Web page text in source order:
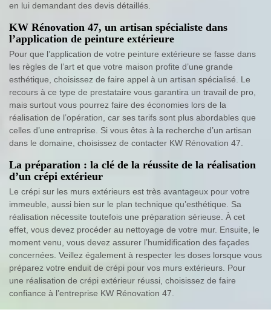
en lui demandant des devis détaillés.
KW Rénovation 47, un artisan spécialiste dans
l’application de peinture extérieure
Pour que l’application de votre peinture extérieure se fasse dans
les règles de l’art et que votre maison profite d’une grande
esthétique, choisissez de faire appel à un artisan spécialisé. Le
recours à ce type de prestataire vous garantira un travail de pro,
mais surtout vous pourrez faire des économies lors de la
réalisation de l’opération, car ses tarifs sont plus abordables que
celles d’une entreprise. Si vous êtes à la recherche d’un artisan
dans le domaine, choisissez de contacter KW Rénovation 47.
La préparation : la clé de la réussite de la réalisation
d’un crépi extérieur
Le crépi sur les murs extérieurs est très avantageux pour votre
immeuble, aussi bien sur le plan technique qu’esthétique. Sa
réalisation nécessite toutefois une préparation sérieuse. À cet
effet, vous devez procéder au nettoyage de votre mur. Ensuite, le
moment venu, vous devez assurer l’humidification des façades
concernées. Veillez également à respecter les doses lorsque vous
préparez votre enduit de crépi pour vos murs extérieurs. Pour
une réalisation de crépi extérieur réussi, choisissez de faire
confiance à l’entreprise KW Rénovation 47.